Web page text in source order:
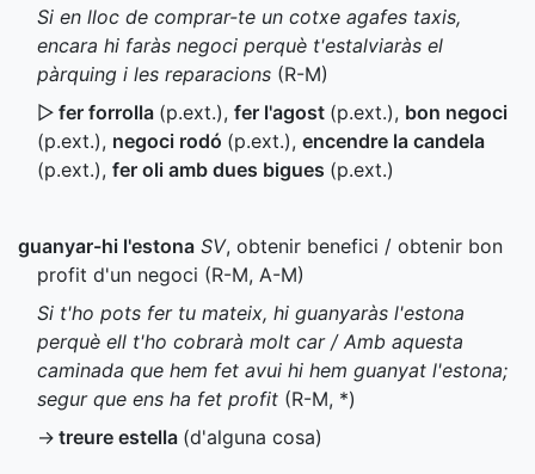
Si en lloc de comprar-te un cotxe agafes taxis,
encara hi faràs negoci perquè t'estalviaràs el
pàrquing i les reparacions (R-M)
▷ fer forrolla (p.ext.), fer l'agost (p.ext.), bon negoci
(p.ext.), negoci rodó (p.ext.), encendre la candela
(p.ext.), fer oli amb dues bigues (p.ext.)
guanyar-hi l'estona SV, obtenir benefici / obtenir bon
profit d'un negoci (R-M, A-M)
Si t'ho pots fer tu mateix, hi guanyaràs l'estona
perquè ell t'ho cobrarà molt car / Amb aquesta
caminada que hem fet avui hi hem guanyat l'estona;
segur que ens ha fet profit (R-M, *)
→ treure estella (d'alguna cosa)